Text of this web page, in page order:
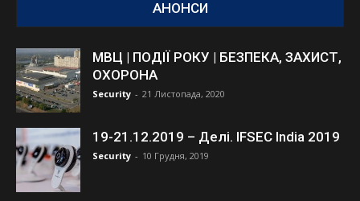
АНОНСИ
МВЦ | ПОДІЇ РОКУ | БЕЗПЕКА, ЗАХИСТ,
ОХОРОНА
Security - 21 Листопада, 2020
19-21.12.2019 – Делі. IFSEC India 2019
Security - 10 Грудня, 2019